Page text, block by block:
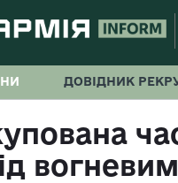
ДОВІДНИК